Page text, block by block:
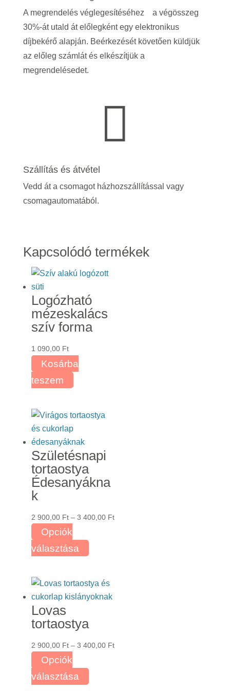
A megrendelés véglegesítéséhez a végösszeg
30%-át utald át előlegként egy elektronikus
díjbekérő alapján. Beérkezését követően küldjük
az előleg számlát és elkészítjük a
megrendelésedet.

Szállítás és átvétel
Vedd át a csomagot házhozszállítással vagy
csomagautomatából.
Kapcsolódó termékek
Logózható
mézeskalács
szív forma
1 090,00 Ft
Kosárba
teszem
Születésnapi
tortaostya
Édesanyákna
k
2 900,00 Ft – 3 400,00 FtÁrtartomány:
Opciók
választása
több
variációja
A
termékoldalon
Lovas
tortaostya
2 900,00 Ft – 3 400,00 FtÁrtartomány:
Opciók
választása